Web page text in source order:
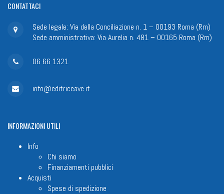
CONTATTACI
Sede legale: Via della Conciliazione n. 1 – 00193 Roma (Rm)
Sede amministrativa: Via Aurelia n. 481 – 00165 Roma (Rm)
06 66 1321
info@editriceave.it
INFORMAZIONIUTILI
Info
Chi siamo
Finanziamenti pubblici
Acquisti
Spese di spedizione